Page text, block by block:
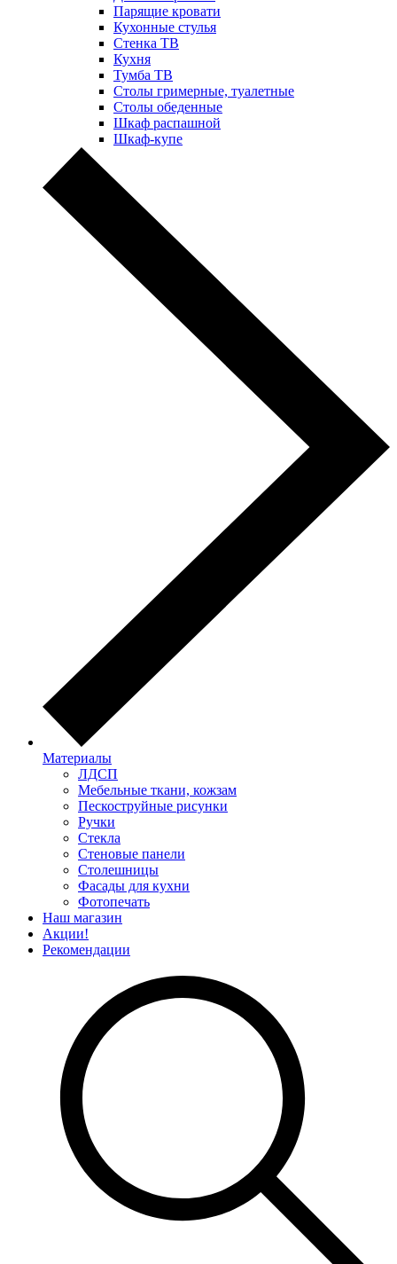
Парящие кровати
Кухонные стулья
Стенка ТВ
Кухня
Тумба ТВ
Столы гримерные, туалетные
Столы обеденные
Шкаф распашной
Шкаф-купе
Материалы
ЛДСП
Мебельные ткани, кожзам
Пескоструйные рисунки
Ручки
Стекла
Стеновые панели
Столешницы
Фасады для кухни
Фотопечать
Наш магазин
Акции!
Рекомендации